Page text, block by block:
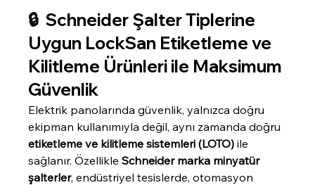
🔒 Schneider Şalter Tiplerine
Uygun LockSan Etiketleme ve
Kilitleme Ürünleri ile Maksimum
Güvenlik
Elektrik panolarında güvenlik, yalnızca doğru
ekipman kullanımıyla değil, aynı zamanda doğru
etiketleme ve kilitleme sistemleri (LOTO) ile
sağlanır. Özellikle Schneider marka minyatür
şalterler, endüstriyel tesislerde, otomasyon